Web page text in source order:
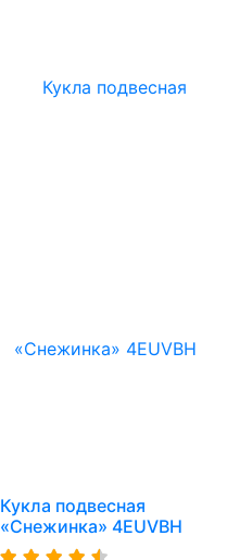
Кукла подвесная
«Снежинка» 4EUVBH